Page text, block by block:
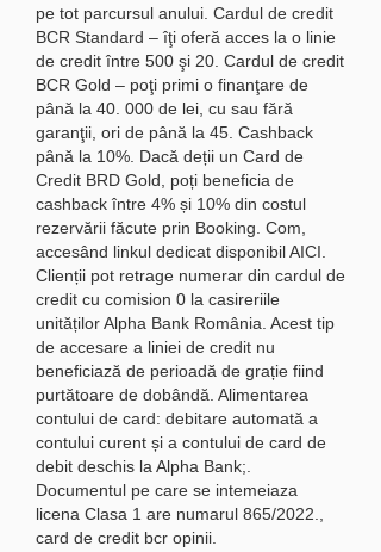
pe tot parcursul anului. Cardul de credit
BCR Standard – îţi oferă acces la o linie
de credit între 500 şi 20. Cardul de credit
BCR Gold – poţi primi o finanţare de
până la 40. 000 de lei, cu sau fără
garanţii, ori de până la 45. Cashback
până la 10%. Dacă deții un Card de
Credit BRD Gold, poți beneficia de
cashback între 4% și 10% din costul
rezervării făcute prin Booking. Com,
accesând linkul dedicat disponibil AICI.
Clienții pot retrage numerar din cardul de
credit cu comision 0 la casireriile
unităților Alpha Bank România. Acest tip
de accesare a liniei de credit nu
beneficiază de perioadă de grație fiind
purtătoare de dobândă. Alimentarea
contului de card: debitare automată a
contului curent și a contului de card de
debit deschis la Alpha Bank;.
Documentul pe care se intemeiaza
licena Clasa 1 are numarul 865/2022.,
card de credit bcr opinii.